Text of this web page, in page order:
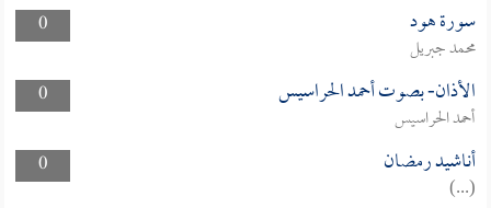
0
سورة هود
محمد جبريل
0
الأذان- بصوت أحمد الحراسيس
أحمد الحراسيس
0
أناشيد رمضان
(...)